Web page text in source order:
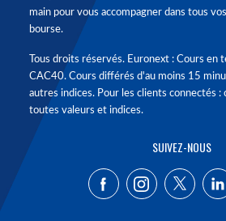
main pour vous accompagner dans tous
bourse.
Tous droits réservés. Euronext : Cours en
CAC40. Cours différés d'au moins 15
autres indices. Pour les clients connectés :
toutes valeurs et indices.
SUIVEZ-NOUS